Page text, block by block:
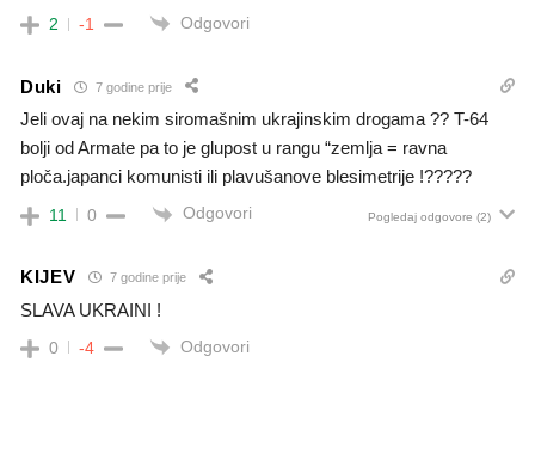
2 -1 Odgovori
Duki 7 godine prije
Jeli ovaj na nekim siromašnim ukrajinskim drogama ?? T-64
bolji od Armate pa to je glupost u rangu “zemlja = ravna
ploča.japanci komunisti ili plavušanove blesimetrije !?????
11 0 Odgovori Pogledaj odgovore (2)
KIJEV 7 godine prije
SLAVA UKRAINI !
0 -4 Odgovori